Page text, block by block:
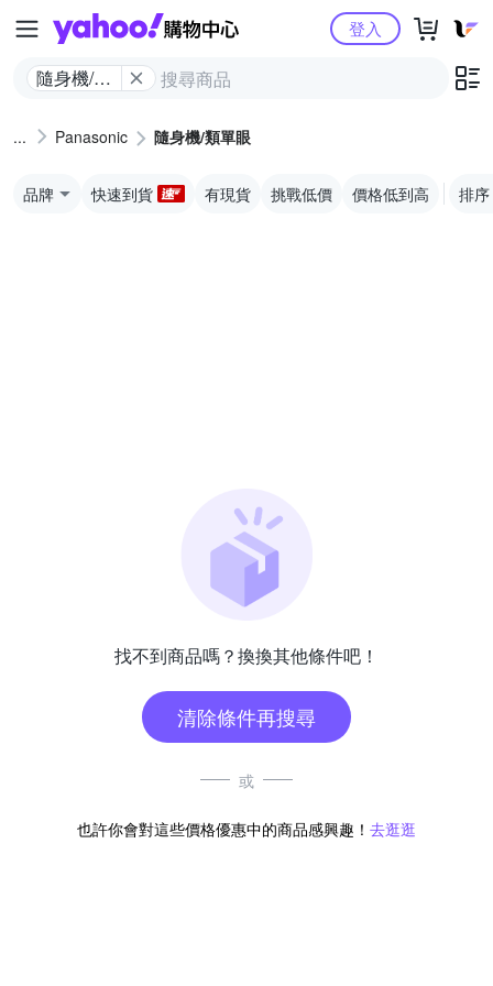
Yahoo購物中心
隨身機/類
登入
Panasonic 隨身機/類單眼
品牌 快速到貨 有現貨 挑戰低價 價格低到高 排序
找不到商品嗎？換換其他條件吧！
清除條件再搜尋
或
也許你會對這些價格優惠中的商品感興趣！ 去逛逛